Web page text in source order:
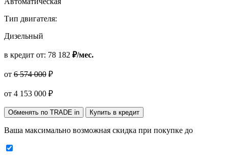
Тип двигателя:
Дизельный
в кредит от: 78 182 ₽/мес.
от 6 574 000 ₽
от 4 153 000 ₽
Обменять по TRADE in Купить в кредит
Ваша максимально возможная скидка при покупке до